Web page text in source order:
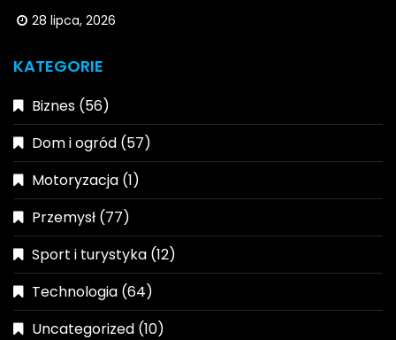
28 lipca, 2026
KATEGORIE
Biznes (56)
Dom i ogród (57)
Motoryzacja (1)
Przemysł (77)
Sport i turystyka (12)
Technologia (64)
Uncategorized (10)